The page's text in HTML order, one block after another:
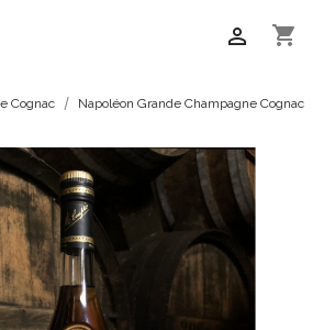
shopping_cart

Cognac
Napoléon Grande Champagne Cognac